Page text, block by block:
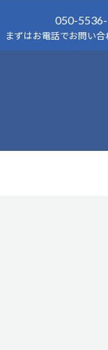
050-
まずはお電話でお問い